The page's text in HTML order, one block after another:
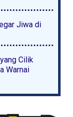
Jiwa di
Cilik
Warnai